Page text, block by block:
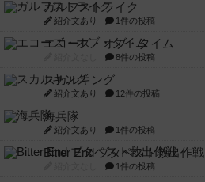
ガルフストライク
紹介文あり 1件の投稿
エコーズ・オブ・タイム
8件の投稿
スカルキング
紹介文あり 12件の投稿
海兵隊
紹介文あり 1件の投稿
Bitter End ブタペスト救出作戦
1件の投稿